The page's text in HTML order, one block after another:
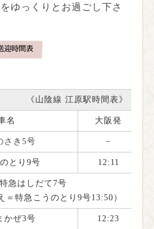
ゆっくりとお過ごし下さ
《山陰線 江原駅時間表》
名 大阪発
さき5号 −
とり9号 12:11
特急はしだて7号
＝特急こうのとり9号13:50）
かぜ3号 12:23